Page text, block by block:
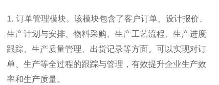
1. 订单管理模块。该模块包含了客户订单、设计报价、
生产计划与安排、物料采购、生产工艺流程、生产进度
跟踪、生产质量管理、出货记录等方面。可以实现对订
单、生产等全过程的跟踪与管理，有效提升企业生产效
率和生产质量。